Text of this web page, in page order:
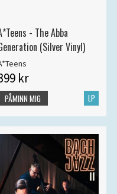
- The Abba
(Silver Vinyl)
kr
LP
PÅMINN MIG